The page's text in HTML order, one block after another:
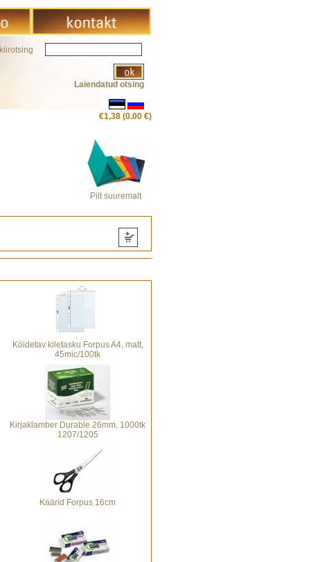
kiirotsing
Laiendatud otsing
€1,38 (0.00 €)
Pilt suuremalt
Köidetav kiletasku Forpus A4, matt,
45mic/100tk
Kirjaklamber Durable 26mm, 1000tk
1207/1205
Käärid Forpus 16cm